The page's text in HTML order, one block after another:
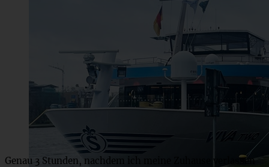
Genau 3 Stunden, nachdem ich meine Zuhause verlassen